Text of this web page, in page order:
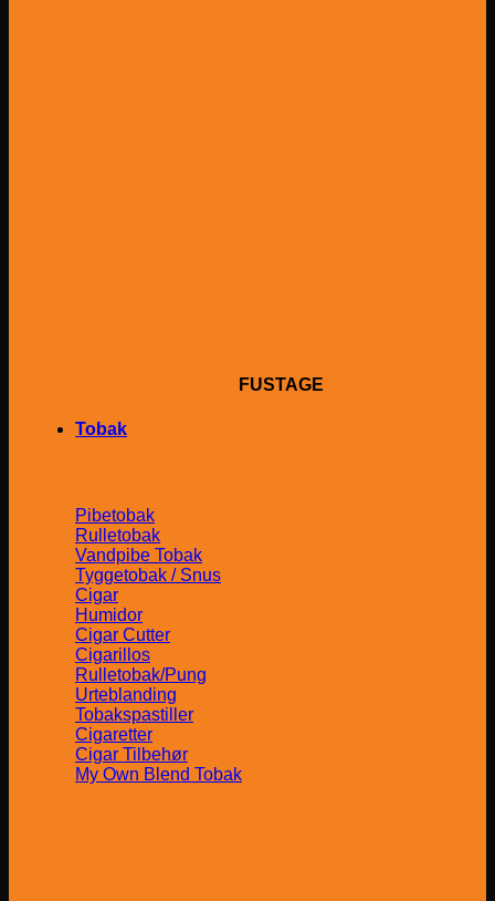
FUSTAGE
Tobak
Pibetobak
Rulletobak
Vandpibe Tobak
Tyggetobak / Snus
Cigar
Humidor
Cigar Cutter
Cigarillos
Rulletobak/Pung
Urteblanding
Tobakspastiller
Cigaretter
Cigar Tilbehør
My Own Blend Tobak